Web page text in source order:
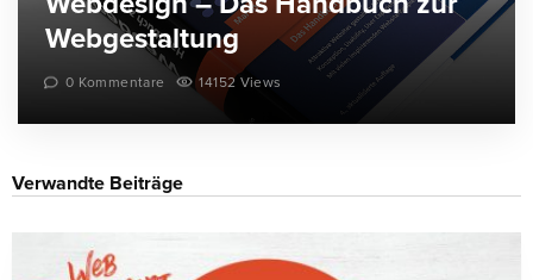
Webgestaltung
0 Kommentare 14152 Views
Verwandte Beiträge